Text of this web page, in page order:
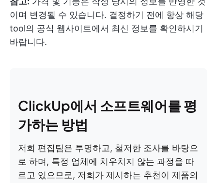
이며 변경될 수 있습니다. 결정하기 전에 항상 해당
tool의 공식 웹사이트에서 최신 정보를 확인하시기
바랍니다.
ClickUp에서 소프트웨어를 평
가하는 방법
저희 편집팀은 투명하고, 철저한 조사를 바탕으
로 하며, 특정 업체에 치우치지 않는 과정을 따
르고 있으므로, 저희가 제시하는 추천이 제품의